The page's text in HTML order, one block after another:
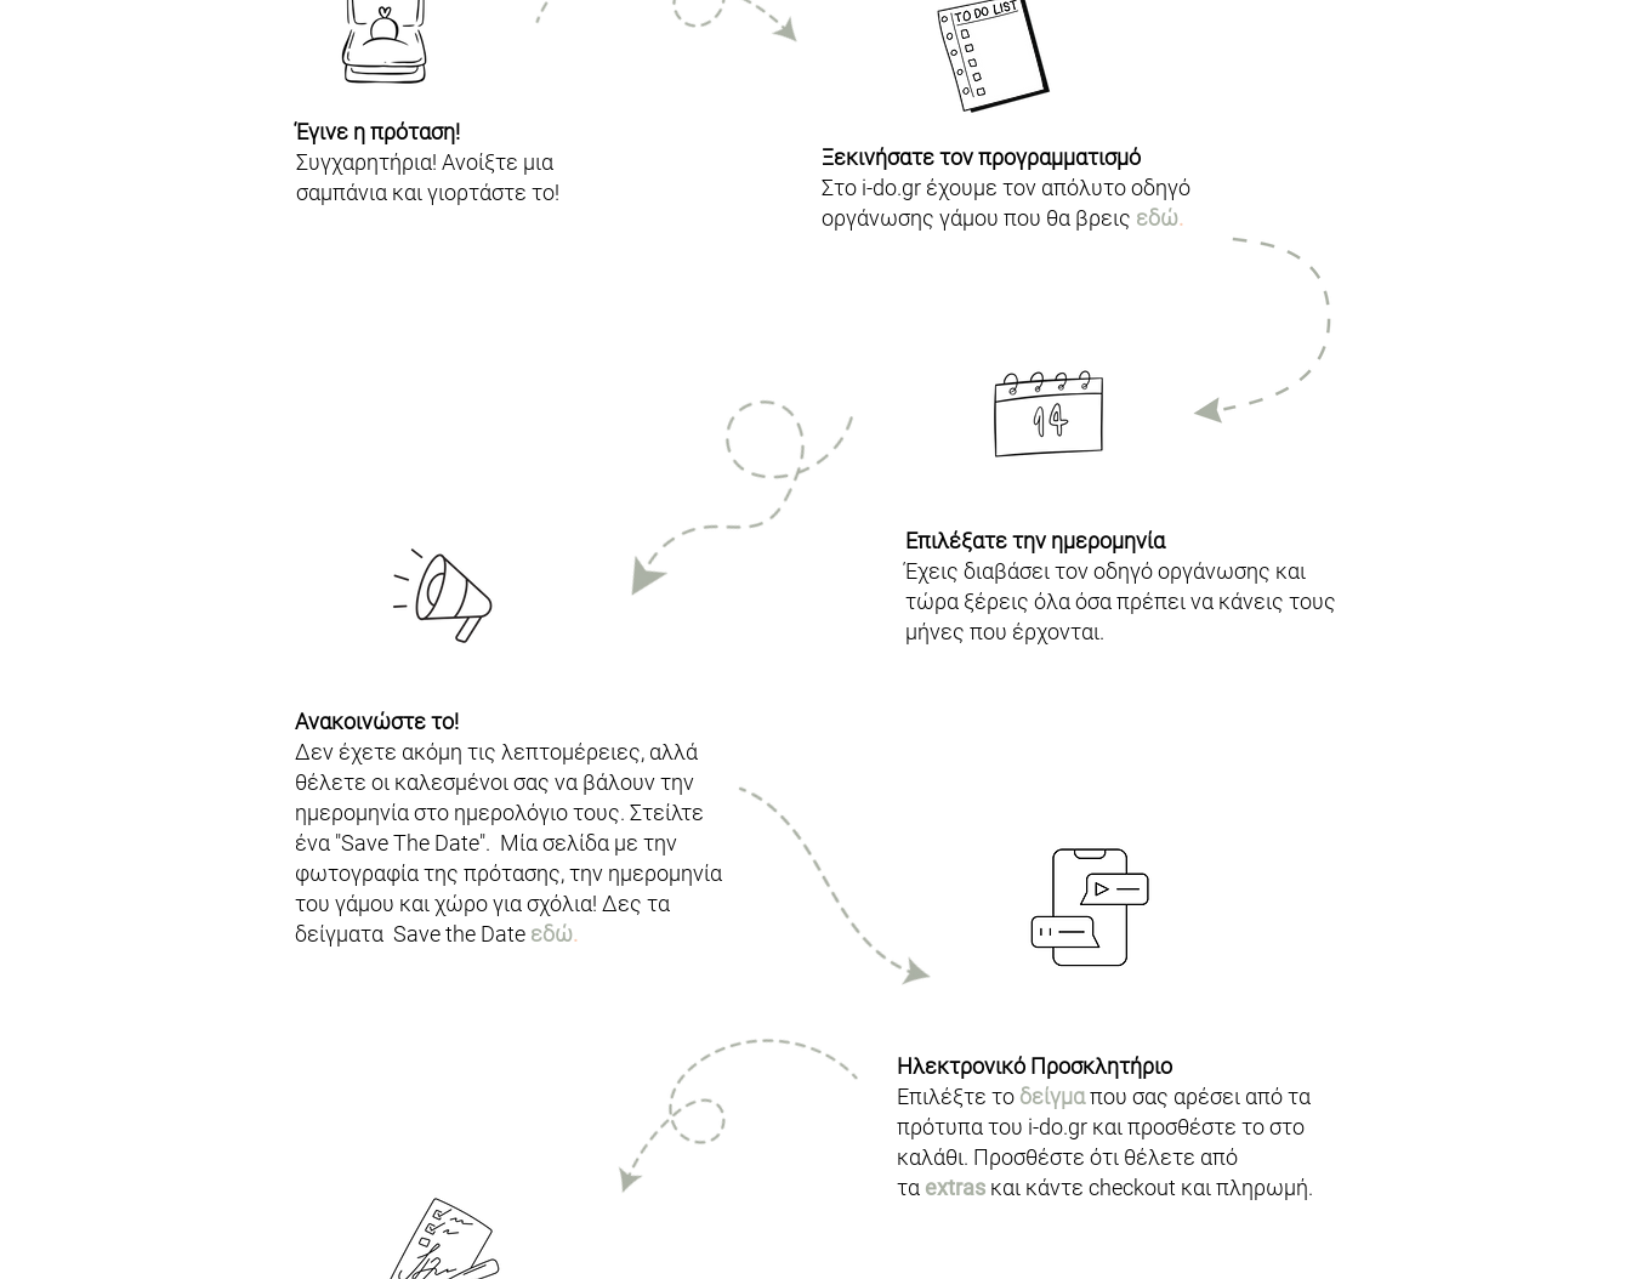
Έγινε η πρόταση!
Συγχαρητήρια! Ανοίξτε μια
σαμπάνια και γιορτάστε το!
Ξεκινήσατε τον προγραμματισμό
Στο i-do.gr έχουμε τον απόλυτο οδηγό
οργάνωσης γάμου που θα βρεις εδώ.
Επιλέξατε την ημερομηνία
Έχεις διαβάσει τον οδηγό οργάνωσης και
τώρα ξέρεις όλα όσα πρέπει να κάνεις τους
μήνες που έρχονται.
Ανακοινώστε το!
Δεν έχετε ακόμη τις λεπτομέρειες, αλλά
θέλετε οι καλεσμένοι σας να βάλουν την
ημερομηνία στο ημερολόγιο τους. Στείλτε
ένα "Save The Date". Μία σελίδα με την
φωτογραφία της πρότασης, την ημερομηνία
του γάμου και χώρο για σχόλια! Δες τα
δείγματα Save the Date εδώ.
Ηλεκτρονικό Προσκλητήριο
Επιλέξτε το δείγμαπου σας αρέσει από τα
πρότυπα του i-do.gr και προσθέστε το στο
καλάθι. Προσθέστε ότι θέλετε από
τα extras και κάντε checkout και πληρωμή.